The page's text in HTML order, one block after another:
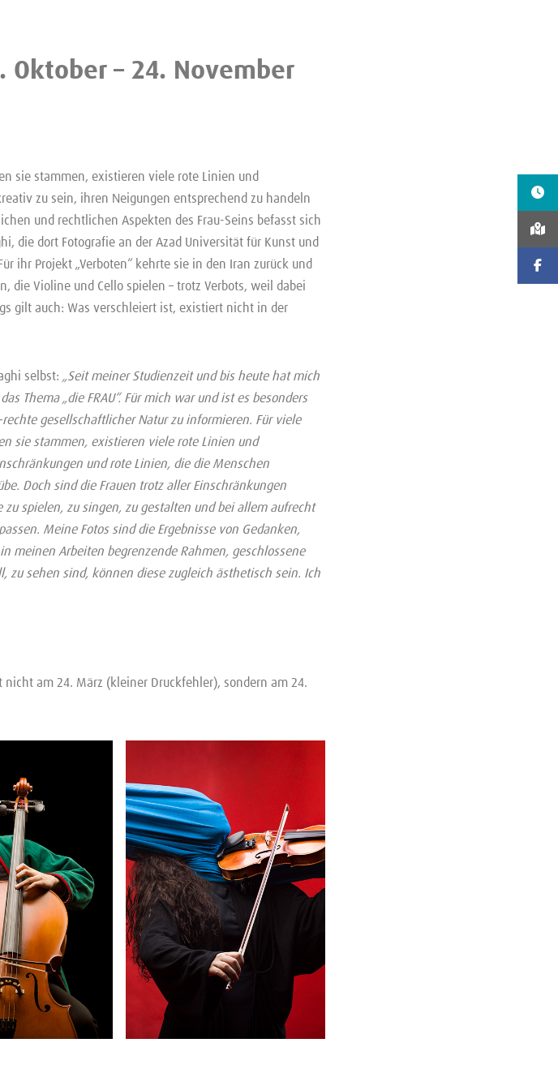
– 24. November
sie stammen, existieren viele rote Linien und
zu sein, ihren Neigungen entsprechend zu handeln
und rechtlichen Aspekten des Frau-Seins befasst sich
die dort Fotografie an der Azad Universität für Kunst und
ihr Projekt „Verboten“ kehrte sie in den Iran zurück und
die Violine und Cello spielen – trotz Verbots, weil dabei
gilt auch: Was verschleiert ist, existiert nicht in der
selbst: „Seit meiner Studienzeit und bis heute hat mich
Thema „die FRAU“. Für mich war und ist es besonders
gesellschaftlicher Natur zu informieren. Für viele
sie stammen, existieren viele rote Linien und
und rote Linien, die die Menschen
Doch sind die Frauen trotz aller Einschränkungen
spielen, zu singen, zu gestalten und bei allem aufrecht
Meine Fotos sind die Ergebnisse von Gedanken,
meinen Arbeiten begrenzende Rahmen, geschlossene
zu sehen sind, können diese zugleich ästhetisch sein. Ich
am 24. März (kleiner Druckfehler), sondern am 24.